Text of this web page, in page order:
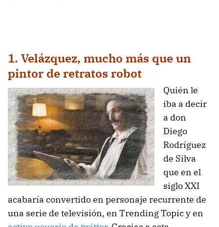
1. Velázquez, mucho más que un
pintor de retratos robot
Quién le
iba a decir
a don
Diego
Rodríguez
de Silva
que en el
siglo XXI
acabaría convertido en personaje recurrente de
una serie de televisión, en Trending Topic y en